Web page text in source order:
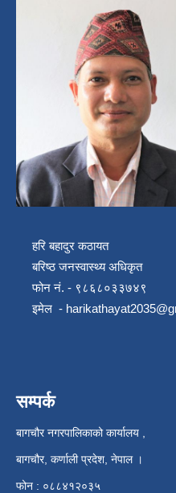
हरि बहादुर कठायत
बरिष्ठ जनस्वास्थ्य अधिकृत
फोन नं. - ९८६८०३३७४९
इमेल -
सम्पर्क
बागचौर नगरपालिकाको कार्यालय ,
बागचौर, कर्णाली प्रदेश, नेपाल ।
फोन : ०८८४१२०३५